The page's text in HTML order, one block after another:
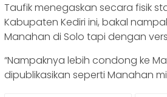
Taufik menegaskan secara fisik
Kabupaten Kediri ini, bakal
Manahan di Solo tapi dengan
“Nampaknya lebih condong ke
dipublikasikan seperti Manahan